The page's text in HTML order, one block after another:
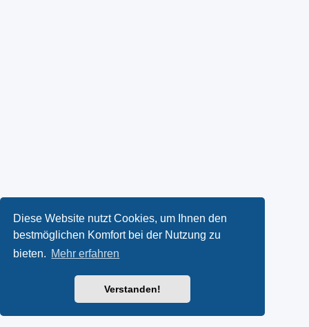
Diese Website nutzt Cookies, um Ihnen den
bestmöglichen Komfort bei der Nutzung zu
bieten. Mehr erfahren
Verstanden!